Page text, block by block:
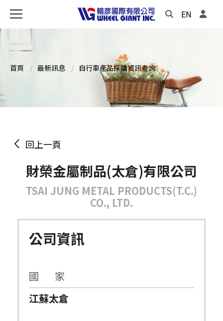
EN
首頁 最新訊息 自行車產品採購資訊查詢
回上一頁
財榮金屬制品(太倉)有限公司
TSAI JUNG METAL PRODUCTS(T.C.)
CO., LTD.
公司資訊
國 家
江蘇太倉